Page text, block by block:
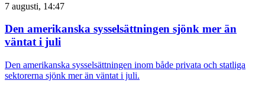
7 augusti, 14:47
Den amerikanska sysselsättningen sjönk mer än
väntat i juli
Den amerikanska sysselsättningen inom både privata och statliga
sektorerna sjönk mer än väntat i juli.